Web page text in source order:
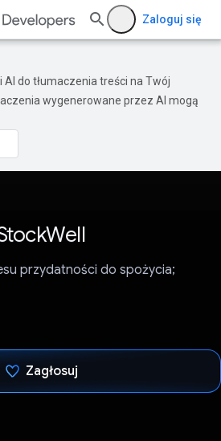
Zaloguj się
do tłumaczenia treści na Twój
wygenerowane przez AI mogą
przydatności do spożycia;
Zagłosuj